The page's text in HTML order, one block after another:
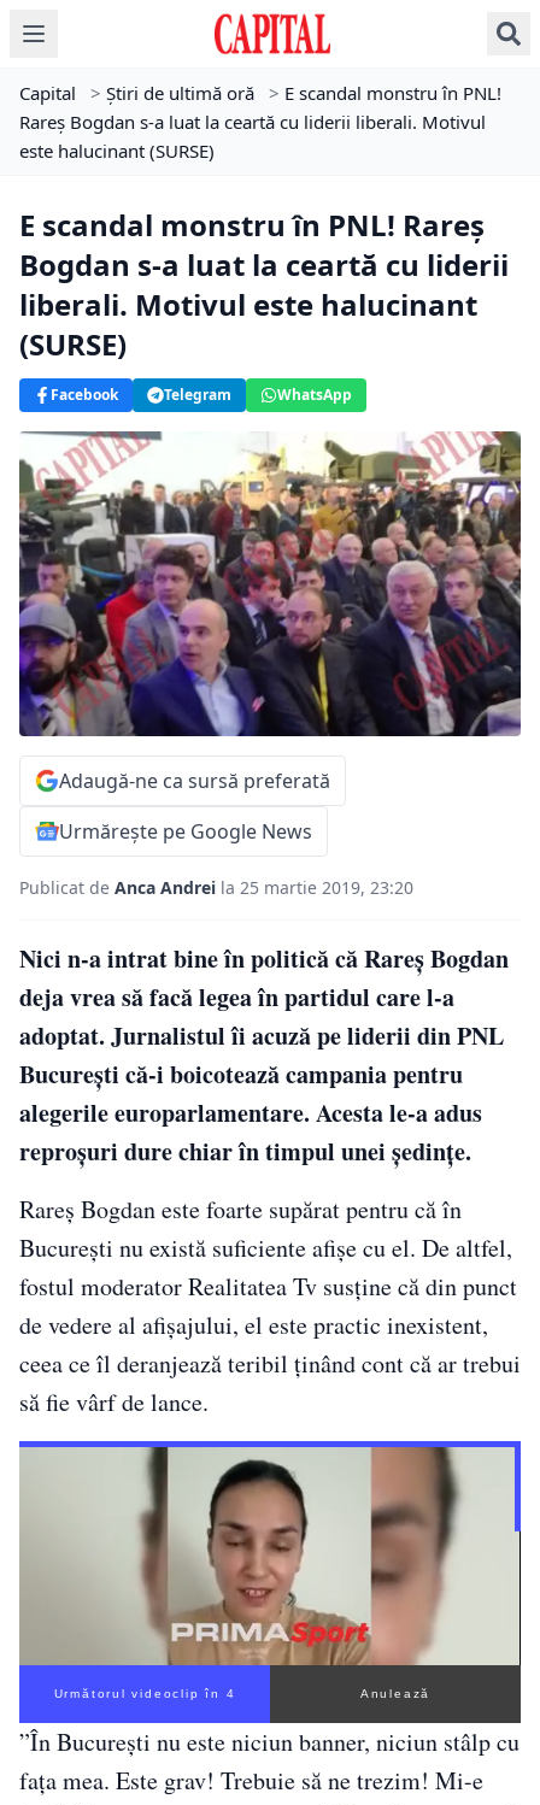
Capital > Știri de ultimă oră > E scandal monstru în PNL!
Rareș Bogdan s-a luat la ceartă cu liderii liberali. Motivul
este halucinant (SURSE)
E scandal monstru în PNL! Rareș
Bogdan s-a luat la ceartă cu liderii
liberali. Motivul este halucinant
(SURSE)
Facebook Telegram WhatsApp
Adaugă-ne ca sursă preferată
Urmărește pe Google News
Publicat de Anca Andrei la 25 martie 2019, 23:20
Nici n-a intrat bine în politică că Rareș Bogdan
deja vrea să facă legea în partidul care l-a
adoptat. Jurnalistul îi acuză pe liderii din PNL
București că-i boicotează campania pentru
alegerile europarlamentare. Acesta le-a adus
reproșuri dure chiar în timpul unei ședințe.
Rareș Bogdan este foarte supărat pentru că în
București nu există suficiente afișe cu el. De altfel,
fostul moderator Realitatea Tv susține că din punct
de vedere al afișajului, el este practic inexistent,
ceea ce îl deranjează teribil ținând cont că ar trebui
să fie vârf de lance.
Următorul videoclip în 3 Anulează
”În București nu este niciun banner, niciun stâlp cu
fața mea. Este grav! Trebuie să ne trezim! Mi-e